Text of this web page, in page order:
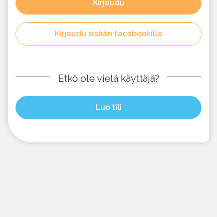
Kirjaudu
Kirjaudu sisään facebookilla
Etkö ole vielä käyttäjä?
Luo tili